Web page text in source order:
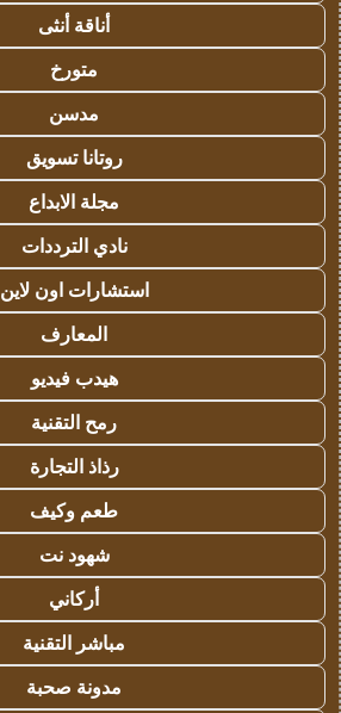
أناقة أنثى
متورخ
مدسن
روتانا تسويق
مجلة الابداع
نادي الترددات
استشارات اون لاين
المعارف
هيدب فيديو
رمح التقنية
رذاذ التجارة
طعم وكيف
شهود نت
أركاني
مباشر التقنية
مدونة صحبة